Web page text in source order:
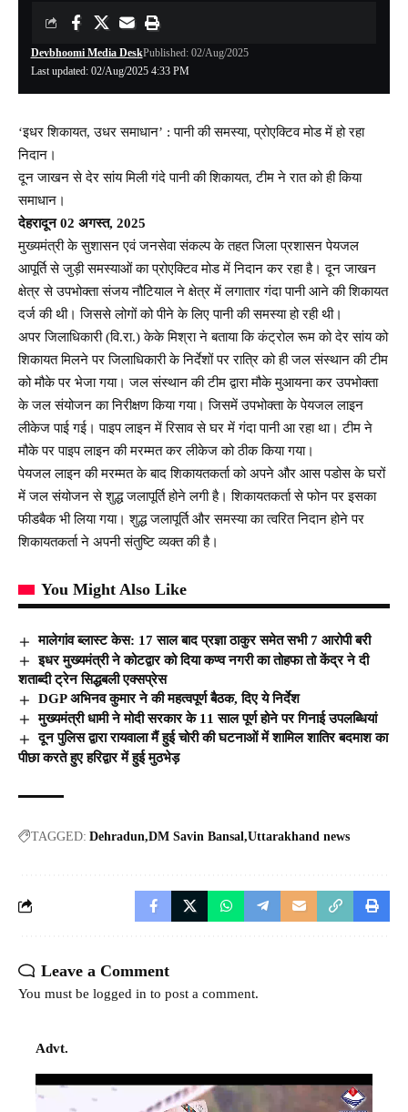
Last updated: 02/Aug/2025 4:33 PM
Devbhoomi Media DeskPublished: 02/Aug/2025
‘इधर शिकायत, उधर समाधान’ : पानी की समस्या, प्रोएक्टिव मोड में हो रहा
निदान।
दून जाखन से देर सांय मिली गंदे पानी की शिकायत, टीम ने रात को ही किया
समाधान।
देहरादून 02 अगस्त, 2025
मुख्यमंत्री के सुशासन एवं जनसेवा संकल्प के तहत जिला प्रशासन पेयजल
आपूर्ति से जुड़ी समस्याओं का प्रोएक्टिव मोड में निदान कर रहा है। दून जाखन
क्षेत्र से उपभोक्ता संजय नौटियाल ने क्षेत्र में लगातार गंदा पानी आने की शिकायत
दर्ज की थी। जिससे लोगों को पीने के लिए पानी की समस्या हो रही थी।
अपर जिलाधिकारी (वि.रा.) केके मिश्रा ने बताया कि कंट्रोल रूम को देर सांय को
शिकायत मिलने पर जिलाधिकारी के निर्देशों पर रात्रि को ही जल संस्थान की टीम
को मौके पर भेजा गया। जल संस्थान की टीम द्वारा मौके मुआयना कर उपभोक्ता
के जल संयोजन का निरीक्षण किया गया। जिसमें उपभोक्ता के पेयजल लाइन
लीकेज पाई गई। पाइप लाइन में रिसाव से घर में गंदा पानी आ रहा था। टीम ने
मौके पर पाइप लाइन की मरम्मत कर लीकेज को ठीक किया गया।
पेयजल लाइन की मरम्मत के बाद शिकायतकर्ता को अपने और आस पडोस के घरों
में जल संयोजन से शुद्ध जलापूर्ति होने लगी है। शिकायतकर्ता से फोन पर इसका
फीडबैक भी लिया गया। शुद्ध जलापूर्ति और समस्या का त्वरित निदान होने पर
शिकायतकर्ता ने अपनी संतुष्टि व्यक्त की है।
You Might Also Like
मालेगांव ब्लास्ट केस: 17 साल बाद प्रज्ञा ठाकुर समेत सभी 7 आरोपी बरी
इधर मुख्यमंत्री ने कोटद्वार को दिया कण्व नगरी का तोहफा तो केंद्र ने दी
शताब्दी ट्रेन सिद्धबली एक्सप्रेस
DGP अभिनव कुमार ने की महत्वपूर्ण बैठक, दिए ये निर्देश
मुख्यमंत्री धामी ने मोदी सरकार के 11 साल पूर्ण होने पर गिनाई उपलब्धियां
दून पुलिस द्वारा रायवाला मैं हुई चोरी की घटनाओं में शामिल शातिर बदमाश का
पीछा करते हुए हरिद्वार में हुई मुठभेड़
TAGGED: Dehradun DM Savin Bansal Uttarakhand news
Leave a Comment
You must be logged in to post a comment.
Advt.
Video